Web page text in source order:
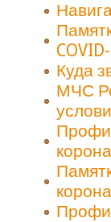
Куда
МЧС